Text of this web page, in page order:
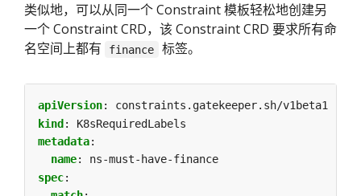
类似地，可以从同一个 Constraint 模板轻松地创建另
一个 Constraint CRD，该 Constraint CRD 要求所有命
名空间上都有
finance 标签。
apiVersion:
constraints.gatekeeper.sh/v1beta1
kind :
K8sRequiredLabels
metadata:
name:
ns-must-have-finance
spec: